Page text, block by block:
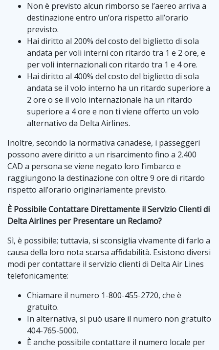
Non è previsto alcun rimborso se l’aereo arriva a
destinazione entro un’ora rispetto all’orario
previsto.
Hai diritto al 200% del costo del biglietto di sola
andata per voli interni con ritardo tra 1 e 2 ore, e
per voli internazionali con ritardo tra 1 e 4 ore.
Hai diritto al 400% del costo del biglietto di sola
andata se il volo interno ha un ritardo superiore a
2 ore o se il volo internazionale ha un ritardo
superiore a 4 ore e non ti viene offerto un volo
alternativo da Delta Airlines.
Inoltre, secondo la normativa canadese, i passeggeri
possono avere diritto a un risarcimento fino a 2.400
CAD a persona se viene negato loro l’imbarco e
raggiungono la destinazione con oltre 9 ore di ritardo
rispetto all’orario originariamente previsto.
È Possibile Contattare Direttamente il Servizio Clienti di
Delta Airlines per Presentare un Reclamo?
Sì, è possibile; tuttavia, si sconsiglia vivamente di farlo a
causa della loro nota scarsa affidabilità. Esistono diversi
modi per contattare il servizio clienti di Delta Air Lines
telefonicamente:
Chiamare il numero 1-800-455-2720, che è
gratuito.
In alternativa, si può usare il numero non gratuito
404-765-5000.
È anche possibile contattare il numero locale per